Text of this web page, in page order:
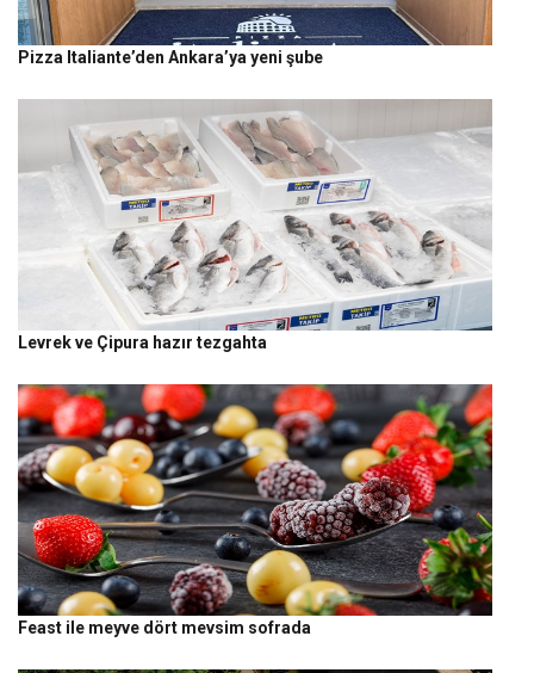
Pizza Italiante’den Ankara’ya yeni şube
Levrek ve Çipura hazır tezgahta
Feast ile meyve dört mevsim sofrada